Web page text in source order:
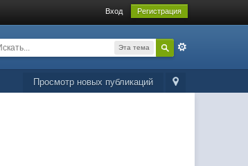
Вход Регистрация
Эта тема
Просмотр новых публикаций